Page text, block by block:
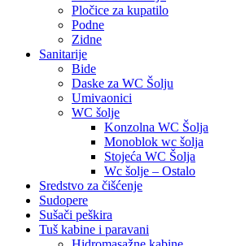
Pločice za kupatilo
Podne
Zidne
Sanitarije
Bide
Daske za WC Šolju
Umivaonici
WC šolje
Konzolna WC Šolja
Monoblok wc šolja
Stojeća WC Šolja
Wc šolje – Ostalo
Sredstvo za čišćenje
Sudopere
Sušači peškira
Tuš kabine i paravani